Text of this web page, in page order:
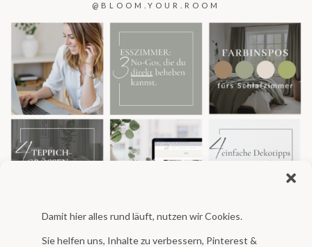
Damit hier alles rund läuft, nutzen wir Cookies.
Sie helfen uns, Inhalte zu verbessern, Pinterest &
@BLOOM.YOUR.ROOM